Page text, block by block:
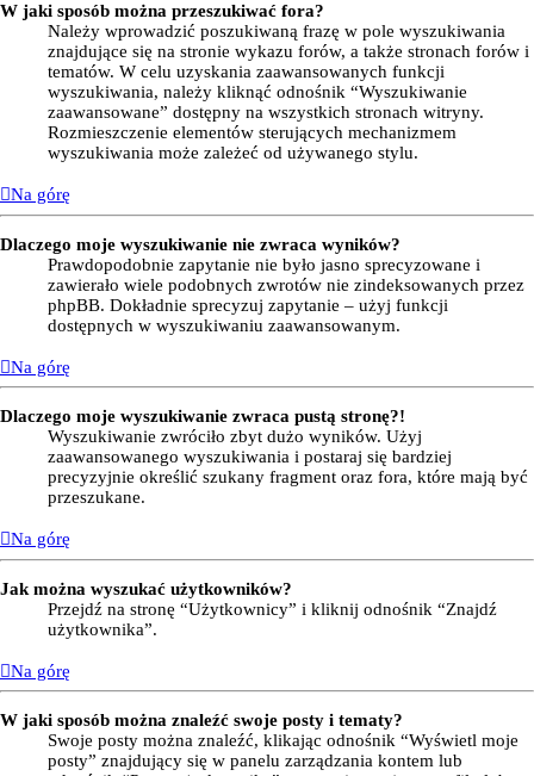
W jaki sposób można przeszukiwać fora?
Należy wprowadzić poszukiwaną frazę w pole wyszukiwania
znajdujące się na stronie wykazu forów, a także stronach forów i
tematów. W celu uzyskania zaawansowanych funkcji
wyszukiwania, należy kliknąć odnośnik “Wyszukiwanie
zaawansowane” dostępny na wszystkich stronach witryny.
Rozmieszczenie elementów sterujących mechanizmem
wyszukiwania może zależeć od używanego stylu.
Na górę
Dlaczego moje wyszukiwanie nie zwraca wyników?
Prawdopodobnie zapytanie nie było jasno sprecyzowane i
zawierało wiele podobnych zwrotów nie zindeksowanych przez
phpBB. Dokładnie sprecyzuj zapytanie – użyj funkcji
dostępnych w wyszukiwaniu zaawansowanym.
Na górę
Dlaczego moje wyszukiwanie zwraca pustą stronę?!
Wyszukiwanie zwróciło zbyt dużo wyników. Użyj
zaawansowanego wyszukiwania i postaraj się bardziej
precyzyjnie określić szukany fragment oraz fora, które mają być
przeszukane.
Na górę
Jak można wyszukać użytkowników?
Przejdź na stronę “Użytkownicy” i kliknij odnośnik “Znajdź
użytkownika”.
Na górę
W jaki sposób można znaleźć swoje posty i tematy?
Swoje posty można znaleźć, klikając odnośnik “Wyświetl moje
posty” znajdujący się w panelu zarządzania kontem lub